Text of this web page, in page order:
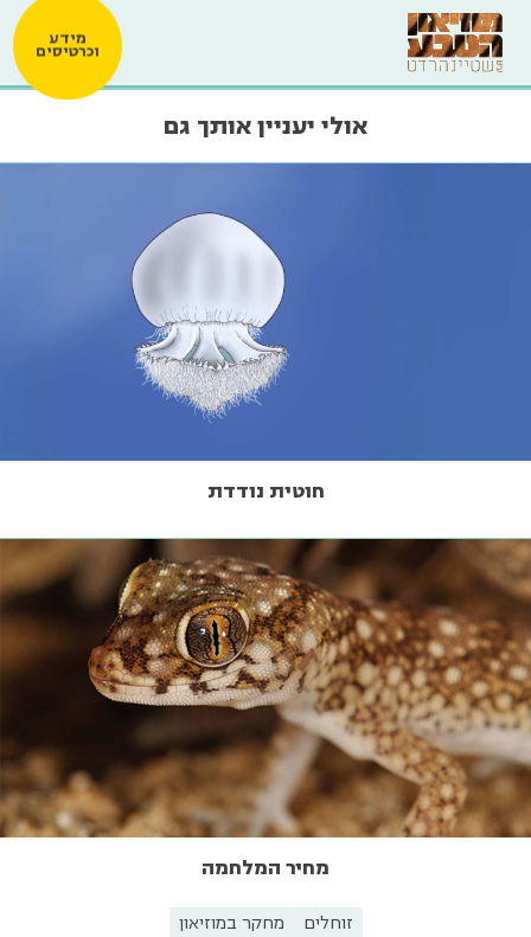
מידע
וכרטיסים
אולי יעניין אותך גם
חוטית נודדת
מחיר המלחמה
זוחלים מחקר במוזיאון